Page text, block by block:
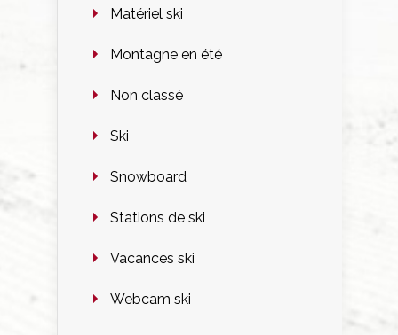
Matériel ski
Montagne en été
Non classé
Ski
Snowboard
Stations de ski
Vacances ski
Webcam ski